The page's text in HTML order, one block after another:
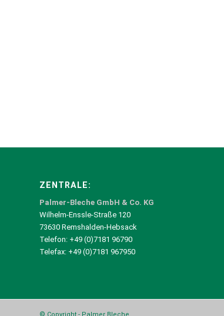
ZENTRALE:
Palmer-Bleche GmbH & Co. KG
Wilhelm-Enssle-Straße 120
73630 Remshalden-Hebsack
Telefon: +49 (0)7181 96790
Telefax: +49 (0)7181 967950